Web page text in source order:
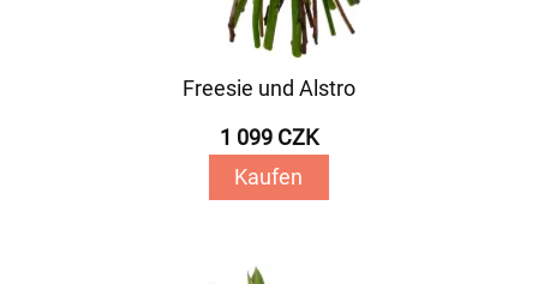
Freesie und Alstro
1 099 CZK
Kaufen